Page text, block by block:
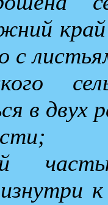
с
в двух
к